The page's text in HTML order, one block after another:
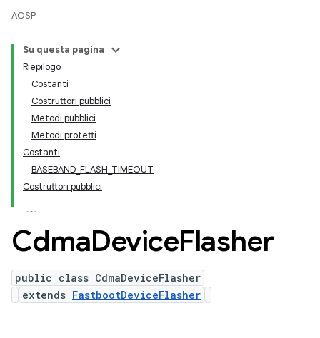
AOSP
Su questa pagina
Riepilogo
Costanti
Costruttori pubblici
Metodi pubblici
Metodi protetti
Costanti
BASEBAND_FLASH_TIMEOUT
Costruttori pubblici
CdmaDeviceFlasher
public class CdmaDeviceFlasher
extends FastbootDeviceFlasher